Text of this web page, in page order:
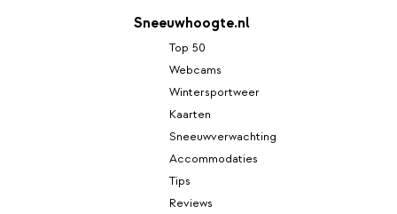
Sneeuwhoogte.nl
Top 50
Webcams
Wintersportweer
Kaarten
Sneeuwverwachting
Accommodaties
Tips
Reviews